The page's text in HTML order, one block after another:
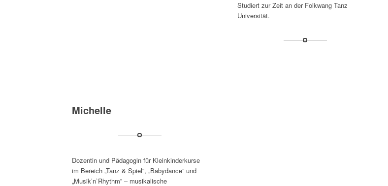
Studiert zur Zeit an der Folkwang Tanz
Universität.
Michelle
Dozentin und Pädagogin für Kleinkinderkurse
im Bereich „Tanz & Spiel“, „Babydance” und
„Musik’n`Rhythm” – musikalische